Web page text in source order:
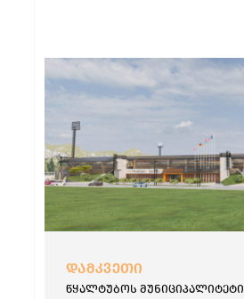
ᲓᲐᲛᲙᲕᲔᲗᲘ
წყალტუბოს მუნიციპალიტეტი